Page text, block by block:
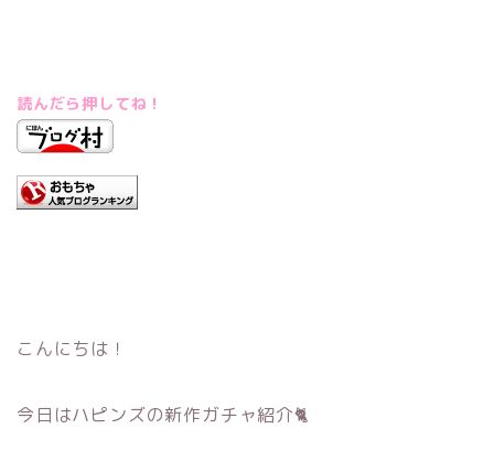
読んだら押してね！
こんにちは！
今日はハピンズの新作ガチャ紹介🐈